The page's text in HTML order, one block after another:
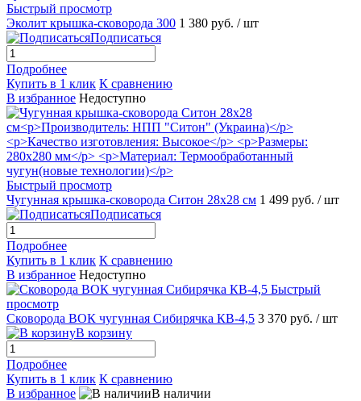
Быстрый просмотр
Эколит крышка-сковорода 300 1 380 руб. / шт
Подписаться
Подробнее
Купить в 1 клик К сравнению
В избранное Недоступно
Быстрый просмотр
Чугунная крышка-сковорода Ситон 28х28 см 1 499 руб. / шт
Подписаться
Подробнее
Купить в 1 клик К сравнению
В избранное Недоступно
Быстрый
просмотр
Сковорода ВОК чугунная Сибирячка КВ-4,5 3 370 руб. / шт
В корзину
Подробнее
Купить в 1 клик К сравнению
В избранное
В наличии